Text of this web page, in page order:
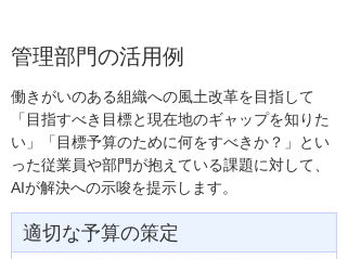
管理部門の活用例
働きがいのある組織への風土改革を目指して
「目指すべき目標と現在地のギャップを知りた
い」「目標予算のために何をすべきか？」とい
った従業員や部門が抱えている課題に対して、
AIが解決への示唆を提示します。
適切な予算の策定